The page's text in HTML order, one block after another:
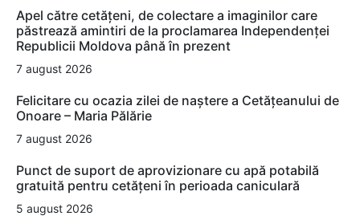
Apel către cetățeni, de colectare a imaginilor care
păstrează amintiri de la proclamarea Independenței
Republicii Moldova până în prezent
7 august 2026
Felicitare cu ocazia zilei de naștere a Cetățeanului de
Onoare – Maria Pălărie
7 august 2026
Punct de suport de aprovizionare cu apă potabilă
gratuită pentru cetățeni în perioada caniculară
5 august 2026